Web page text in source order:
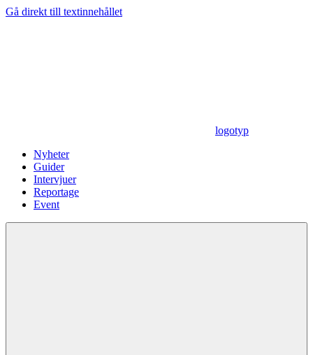
Gå direkt till textinnehållet
logotyp
Nyheter
Guider
Intervjuer
Reportage
Event